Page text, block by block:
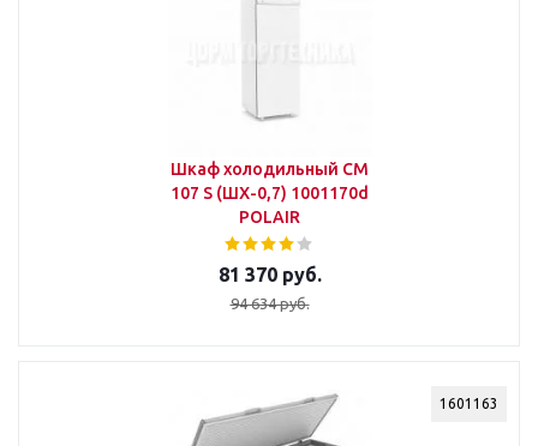
Шкаф холодильный CM
107 S (ШХ-0,7) 1001170d
POLAIR
81 370 руб.
94 634 руб.
1601163